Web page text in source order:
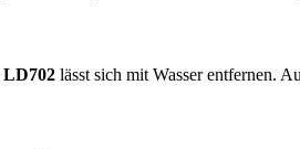
LD702 lässt sich mit Wasser entfernen.